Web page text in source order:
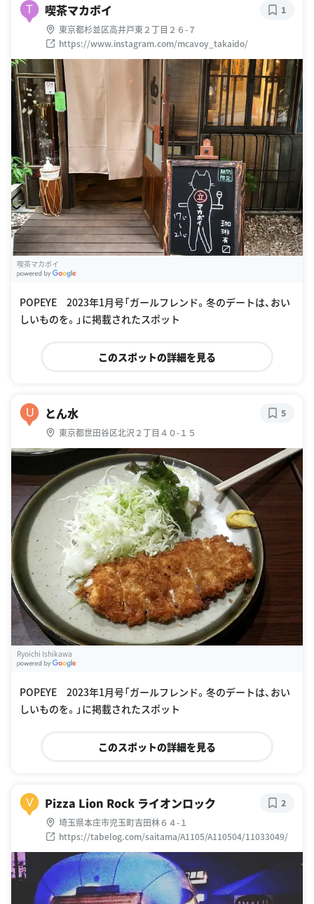
T 喫茶マカボイ
東京都杉並区高井戸東２丁目２６-７
https://www.instagram.com/mcavoy_takaido/
1
喫茶マカボイ
POPEYE 2023年1月号「ガールフレンド。冬のデートは、おい
しいものを。」に掲載されたスポット
このスポットの詳細を見る
U とん水
東京都世田谷区北沢２丁目４０-１５
5
Ryoichi Ishikawa
POPEYE 2023年1月号「ガールフレンド。冬のデートは、おい
しいものを。」に掲載されたスポット
このスポットの詳細を見る
V Pizza Lion Rock ライオンロック
埼玉県本庄市児玉町吉田林６４-１
https://tabelog.com/saitama/A1105/A110504/11033049/
2